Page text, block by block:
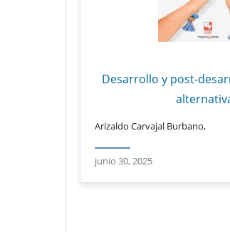
Desarrollo y post-
Arizaldo Carvajal Burbano,
junio 30, 2025